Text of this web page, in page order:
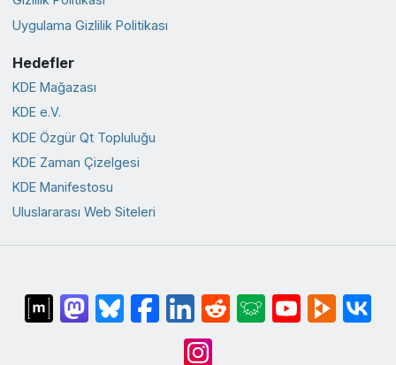
Uygulama Gizlilik Politikası
Hedefler
KDE Mağazası
KDE e.V.
KDE Özgür Qt Topluluğu
KDE Zaman Çizelgesi
KDE Manifestosu
Uluslararası Web Siteleri